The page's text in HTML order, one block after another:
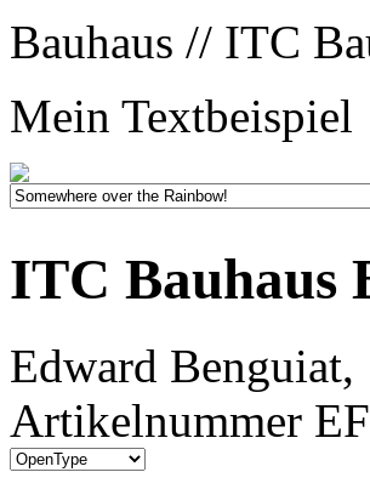
Bauhaus // ITC
Mein Textbeispiel
ITC Bauhaus
Edward Benguiat,
Artikelnummer